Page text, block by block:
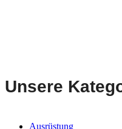
Unsere
Ausrüstung